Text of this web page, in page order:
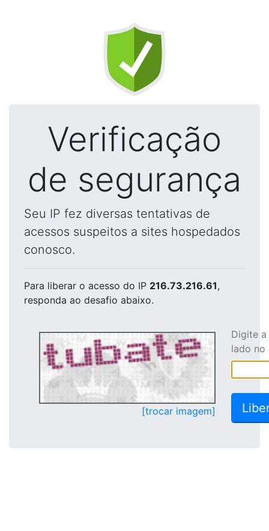
Verificação
de segurança
Seu IP fez diversas tentativas de
acessos suspeitos a sites hospedados
conosco.
Para liberar o acesso do IP 216.73.216.61,
responda ao desafio abaixo.
[trocar imagem]
Digite
lado no